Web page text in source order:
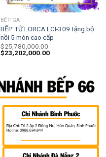
BẾP GA
BẾP TỪ LORCA LCI-309 tặng bộ
nồi 5 món cao cấp
$25,780,000.00
$23,202,000.00